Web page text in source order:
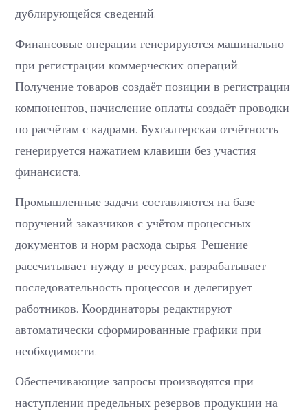
дублирующейся сведений.
Финансовые операции генерируются машинально
при регистрации коммерческих операций.
Получение товаров создаёт позиции в регистрации
компонентов, начисление оплаты создаёт проводки
по расчётам с кадрами. Бухгалтерская отчётность
генерируется нажатием клавиши без участия
финансиста.
Промышленные задачи составляются на базе
поручений заказчиков с учётом процессных
документов и норм расхода сырья. Решение
рассчитывает нужду в ресурсах, разрабатывает
последовательность процессов и делегирует
работников. Координаторы редактируют
автоматически сформированные графики при
необходимости.
Обеспечивающие запросы производятся при
наступлении предельных резервов продукции на